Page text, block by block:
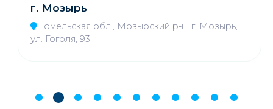
г. Мозырь
Гомельская обл., Мозырский р-н, г. Мозырь,
ул. Гоголя, 93